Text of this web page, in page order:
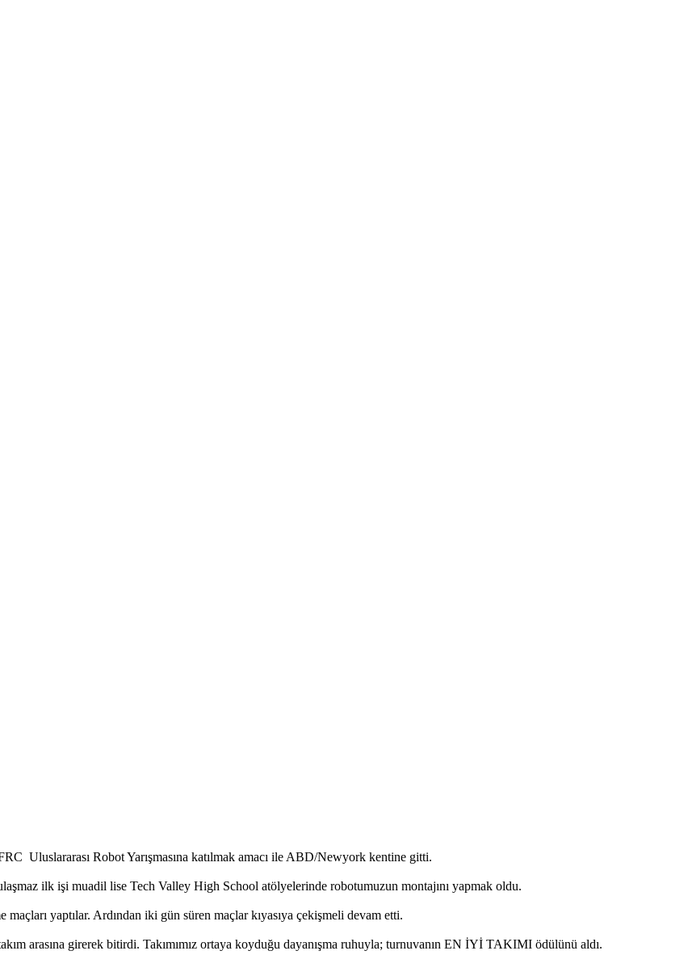
Uluslararası Robot Yarışmasına katılmak amacı ile ABD/Newyork kentine gitti.
ilk işi muadil lise Tech Valley High School atölyelerinde robotumuzun montajını yapmak oldu.
yaptılar. Ardından iki gün süren maçlar kıyasıya çekişmeli devam etti.
arasına girerek bitirdi. Takımımız ortaya koyduğu dayanışma ruhuyla; turnuvanın EN İYİ TAKIMI ödülünü aldı.